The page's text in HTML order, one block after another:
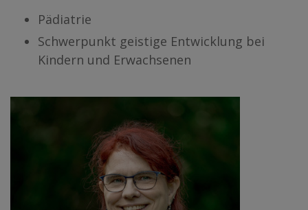
Pädiatrie
Schwerpunkt geistige Entwicklung bei
Kindern und Erwachsenen